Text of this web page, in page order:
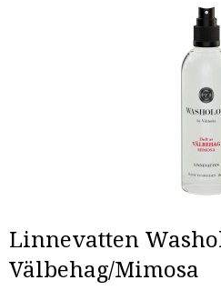
Linnevatten
Välbehag/Mimosa